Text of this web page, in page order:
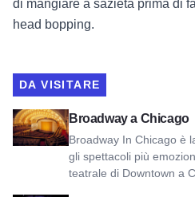
di mangiare a sazietà prima di
head bopping.
DA VISITARE
Broadway a Chicago
Broadway In Chicago è
gli spettacoli più
teatrale di Downtown a
Vedere Broadway a Chicago